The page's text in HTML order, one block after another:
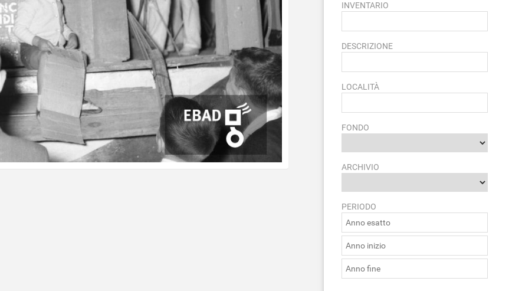
INVENTARIO
DESCRIZIONE
LOCALITÀ
FONDO
ARCHIVIO
PERIODO